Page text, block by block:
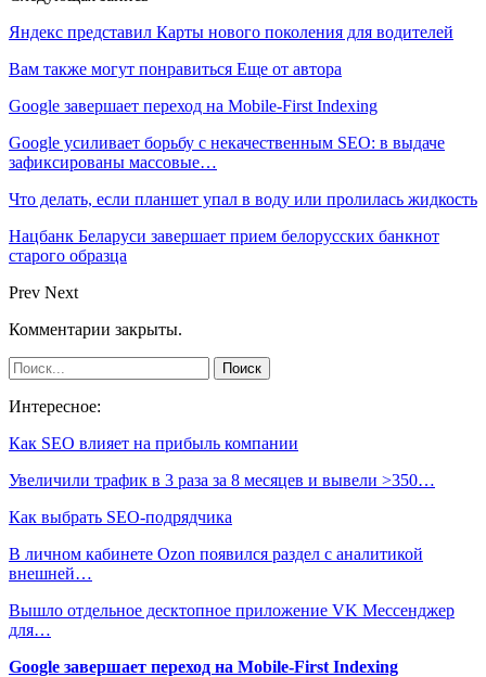
Яндекс представил Карты нового поколения для водителей
Вам также могут понравиться Еще от автора
Google завершает переход на Mobile-First Indexing
Google усиливает борьбу с некачественным SEO: в выдаче
зафиксированы массовые…
Что делать, если планшет упал в воду или пролилась жидкость
Нацбанк Беларуси завершает прием белорусских банкнот
старого образца
Prev Next
Комментарии закрыты.
Интересное:
Как SEO влияет на прибыль компании
Увеличили трафик в 3 раза за 8 месяцев и вывели >350…
Как выбрать SEO-подрядчика
В личном кабинете Ozon появился раздел с аналитикой
внешней…
Вышло отдельное десктопное приложение VK Мессенджер
для…
Google завершает переход на Mobile-First Indexing